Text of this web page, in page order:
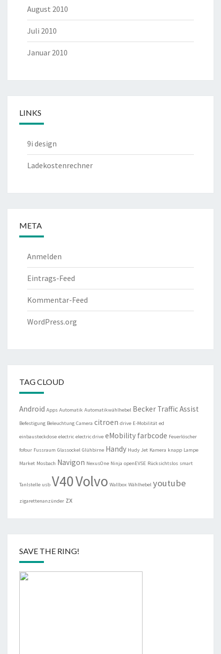
August 2010
Juli 2010
Januar 2010
LINKS
9i design
Ladekostenrechner
META
Anmelden
Eintrags-Feed
Kommentar-Feed
WordPress.org
TAG CLOUD
Android Apps Automatik Automatikwählhebel Becker Traffic Assist
Befestigung Beleuchtung Camera citroen drive E-Mobilität ed
einbausteckdose electric electric drive eMobility farbcode Feuerlöscher
fofour Fussraum Glassockel Glühbirne Handy Hudy Jet Kamera knapp Lampe
Market Mosbach Navigon NexusOne Ninja openEVSE Rücksichtslos smart
Tanlstelle usb V40Volvo Wallbox Wählhebel youtube
zigarettenanzünder zx
SAVE THE RING!